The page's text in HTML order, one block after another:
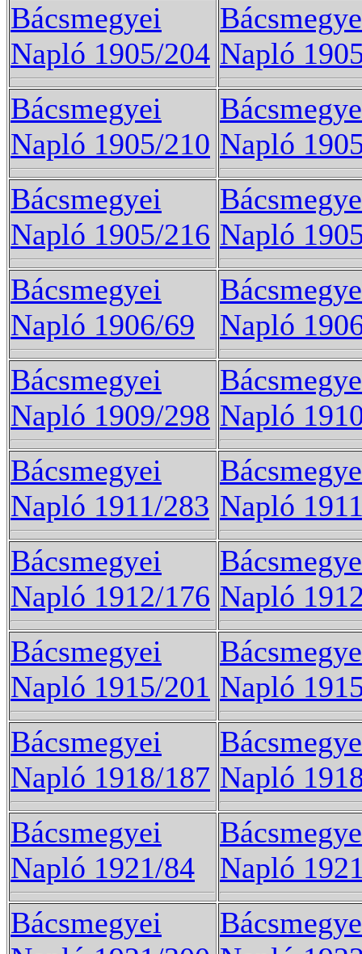
Bácsmegyei
Napló 1905/204 Napló
Bácsmegyei
Napló 1905/210 Napló
Bácsmegyei
Napló 1905/216 Napló
Bácsmegyei
Napló 1906/69
Napló
Bácsmegyei
Napló 1909/298 Napló
Bácsmegyei
Napló 1911/283 Napló
Bácsmegyei
Napló 1912/176 Napló
Bácsmegyei
Napló 1915/201 Napló
Bácsmegyei
Napló 1918/187 Napló
Bácsmegyei
Napló 1921/84
Napló
Bácsmegyei